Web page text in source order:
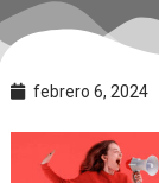
febrero 6, 2024